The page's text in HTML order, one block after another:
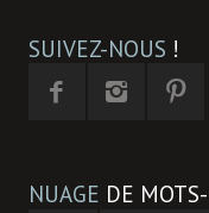
SUIVEZ-NOUS !
NUAGE DE